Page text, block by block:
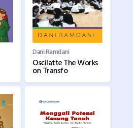
Dani Ramdani
Oscilatte The Works
on Transfo